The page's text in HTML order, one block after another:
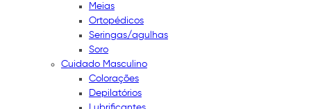
Meias
Ortopédicos
Seringas/agulhas
Soro
Cuidado Masculino
Colorações
Depilatórios